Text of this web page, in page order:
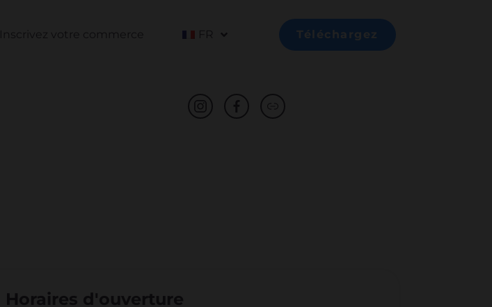
Inscrivez votre commerce FR Téléchargez
Horaires d'ouverture